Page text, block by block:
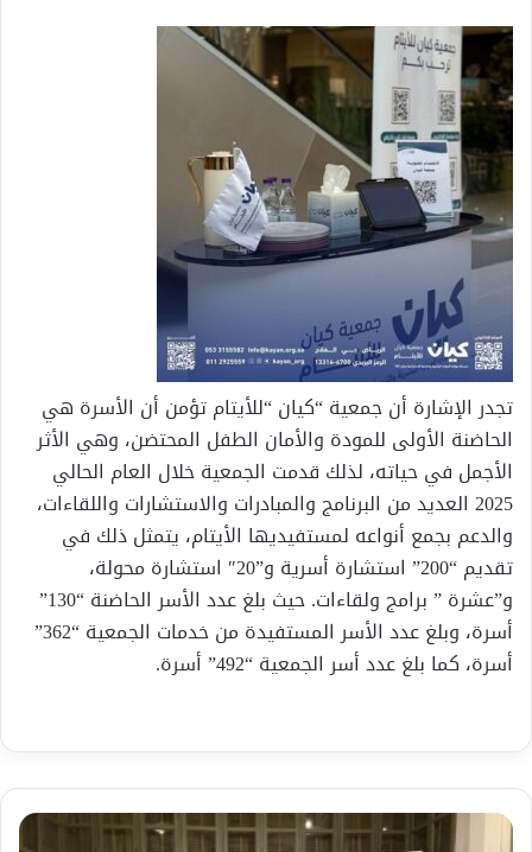
تجدر الإشارة أن جمعية “كيان “للأيتام تؤمن أن الأسرة هي
الحاضنة الأولى للمودة والأمان الطفل المحتضن، وهي الأثر
الأجمل في حياته، لذلك قدمت الجمعية خلال العام الحالي
2025 العديد من البرنامج والمبادرات والاستشارات واللقاءات،
والدعم بجمع أنواعه لمستفيديها الأيتام، يتمثل ذلك في
تقديم “200” استشارة أسرية و”20″ استشارة محولة،
و”عشرة ” برامج ولقاءات. حيث بلغ عدد الأسر الحاضنة “130”
أسرة، وبلغ عدد الأسر المستفيدة من خدمات الجمعية “362”
أسرة، كما بلغ عدد أسر الجمعية “492” أسرة.
أمسية